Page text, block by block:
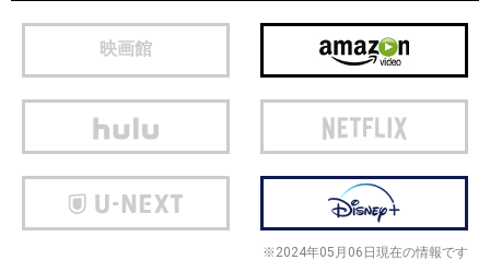
映画館
※2024年05月06日現在の情報です